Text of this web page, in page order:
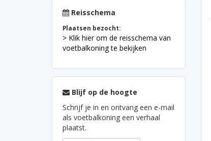
Reisschema
Plaatsen bezocht:
> Klik hier om de reisschema van
voetbalkoning te bekijken
Blijf op de hoogte
Schrijf je in en ontvang een e-mail
als voetbalkoning een verhaal
plaatst.